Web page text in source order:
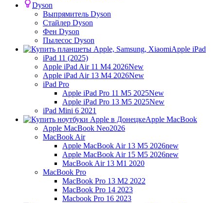
Dyson
Выпрямитель Dyson
Стайлер Dyson
Фен Dyson
Пылесос Dyson
Apple iPad
iPad 11 (2025)
Apple iPad Air 11 M4 2026New
Apple iPad Air 13 M4 2026New
iPad Pro
Apple iPad Pro 11 M5 2025New
Apple iPad Pro 13 M5 2025New
iPad Mini 6 2021
Apple MacBook
Apple MacBook Neo2026
MacBook Air
Apple MacBook Air 13 M5 2026new
Apple MacBook Air 15 M5 2026new
MacBook Air 13 M1 2020
MacBook Pro
MacBook Pro 13 M2 2022
MacBook Pro 14 2023
Macbook Pro 16 2023